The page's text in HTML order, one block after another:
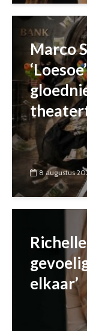
Marco
8 augustus
elkaar’